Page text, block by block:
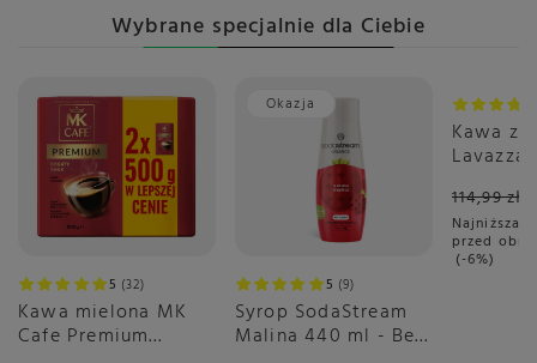
Wybrane specjalnie dla Ciebie
5 32
Kawa mielona MK
Cafe Premium
Okazja
5 9
Syrop SodaStream
Malina 440 ml - Bez
Kawa
Lavazza
114,99 zł
Najniższa
przed
-6%